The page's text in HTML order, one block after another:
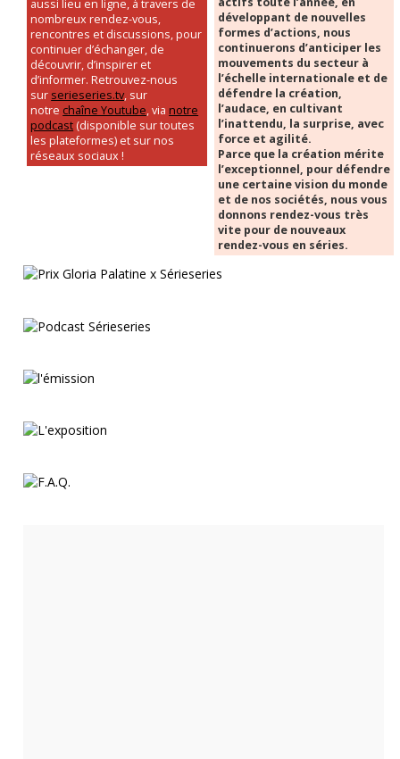
aussi lieu en ligne, à travers de
nombreux rendez-vous,
rencontres et discussions, pour
continuer d’échanger, de
découvrir, d’inspirer et
d’informer. Retrouvez-nous
sur serieseries.tv, sur
notre chaîne Youtube, vianotre
podcast (disponible sur toutes
les plateformes) et sur nos
réseaux sociaux !
développant de nouvelles
formes d’actions, nous
continuerons d’anticiper les
mouvements du secteur à
l’échelle internationale et de
défendre la création,
l’audace, en cultivant
l’inattendu, la surprise, avec
force et agilité.
Parce que la création mérite
l’exceptionnel, pour défendre
une certaine vision du monde
et de nos sociétés, nous vous
donnons rendez-vous très
vite pour de nouveaux
rendez-vous en séries.